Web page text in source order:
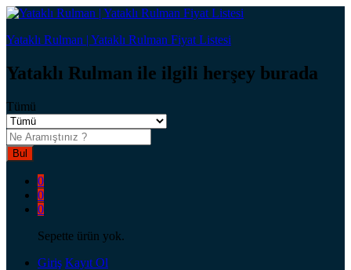
Yataklı Rulman | Yataklı Rulman Fiyat Listesi
Yataklı Rulman ile ilgili herşey burada
Tümü
Bul
0
0
0
Sepette ürün yok.
Giriş Kayıt Ol